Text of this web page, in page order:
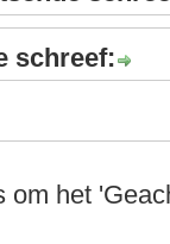
schreef:
om het